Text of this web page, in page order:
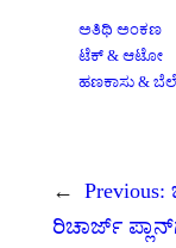
ಅತಿಥಿ ಅಂಕಣ
ಟೆಕ್ & ಆಟೋ
ಹಣಕಾಸು & ಬೆಲೆ
← Previous:
ರಿಚಾರ್ಜ್